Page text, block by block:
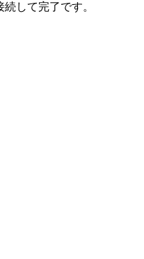
して完了です。